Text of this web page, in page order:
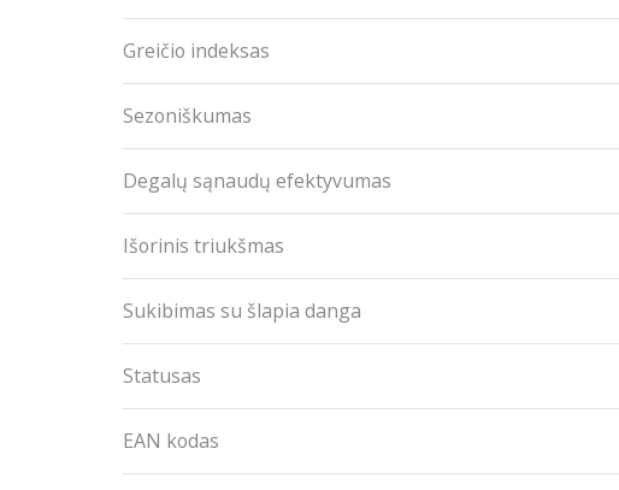
Greičio indeksas
Sezoniškumas
Degalų sąnaudų efektyvumas
Išorinis triukšmas
Sukibimas su šlapia danga
Statusas
EAN kodas